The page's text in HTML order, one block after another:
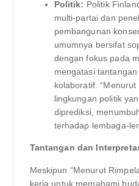
Politik: Politik
multi-partai dan
pembangunan
umumnya bersifat
dengan fokus pada
mengatasi
kolaboratif.
lingkungan politik
diprediksi,
terhadap lembaga-
Tantangan dan
Meskipun “Menurut
kerja untuk memahami